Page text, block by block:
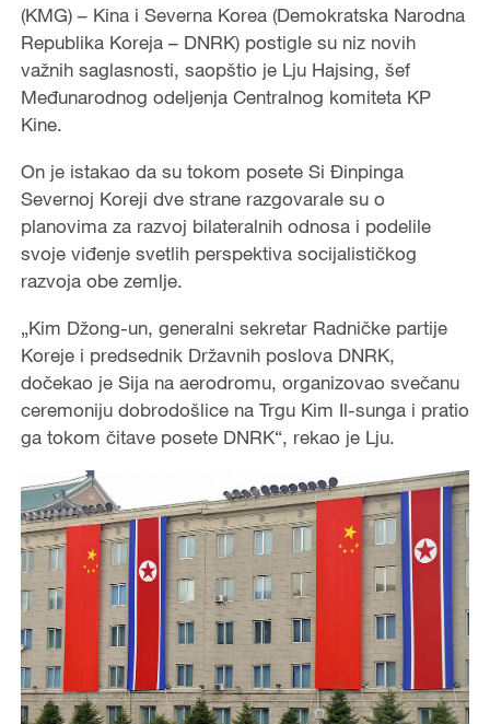
(KMG) – Kina i Severna Korea (Demokratska Narodna
Republika Koreja – DNRK) postigle su niz novih
važnih saglasnosti, saopštio je Lju Hajsing, šef
Međunarodnog odeljenja Centralnog komiteta KP
Kine.
On je istakao da su tokom posete Si Đinpinga
Severnoj Koreji dve strane razgovarale su o
planovima za razvoj bilateralnih odnosa i podelile
svoje viđenje svetlih perspektiva socijalističkog
razvoja obe zemlje.
„Kim Džong-un, generalni sekretar Radničke partije
Koreje i predsednik Državnih poslova DNRK,
dočekao je Sija na aerodromu, organizovao svečanu
ceremoniju dobrodošlice na Trgu Kim Il-sunga i pratio
ga tokom čitave posete DNRK“, rekao je Lju.